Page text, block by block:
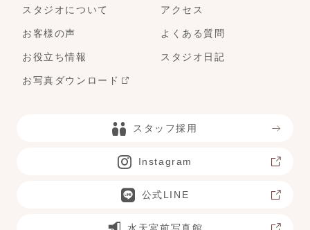
スタジオについて アクセス
お客様の声 よくある質問
お役立ち情報 スタジオ日記
お写真ダウンロード
スタッフ採用
Instagram
公式LINE